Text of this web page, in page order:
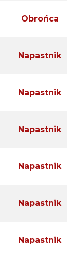
Obrońca
Napastnik
Napastnik
Napastnik
Napastnik
Napastnik
Napastnik